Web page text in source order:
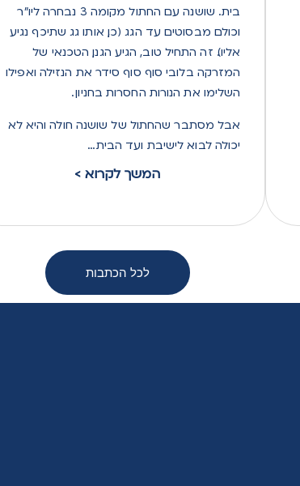
בית. שושנה עם החתול מקומה 3 נבחרה ליו"ר
וכולם מבסוטים עד הגג (כן, אותו גג שתיכף נגיע
אליו). זה התחיל טוב, הגיע הגנן, הטכנאי של
המזרקה בלובי סוף סוף סידר את הנזילה ואפילו
השלימו את הנורות החסרות בחניון .
אבל מסתבר שהחתול של שושנה חולה והיא לא
יכולה לבוא לישיבת ועד הבית …
< המשך לקרוא
לכל הכתבות